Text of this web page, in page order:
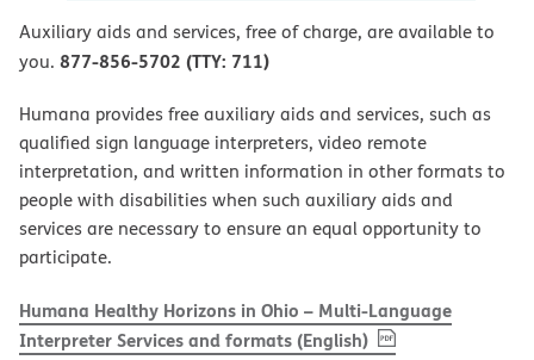
Auxiliary aids and services, free of charge, are available to
you. 877-856-5702 (TTY: 711)
Humana provides free auxiliary aids and services, such as
qualified sign language interpreters, video remote
interpretation, and written information in other formats to
people with disabilities when such auxiliary aids and
services are necessary to ensure an equal opportunity to
participate.
Humana Healthy Horizons in Ohio – Multi-Language
Interpreter Services and formats (English), PDF(opens in new